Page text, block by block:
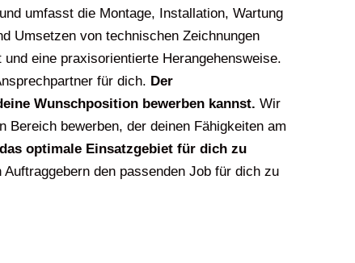
umfasst die Montage, Installation, Wartung
Umsetzen von technischen Zeichnungen
eine praxisorientierte Herangehensweise.
für dich. Der
Wunschposition bewerben kannst. Wir
bewerben, der deinen Fähigkeiten am
optimale Einsatzgebiet für dich zu
den passenden Job für dich zu